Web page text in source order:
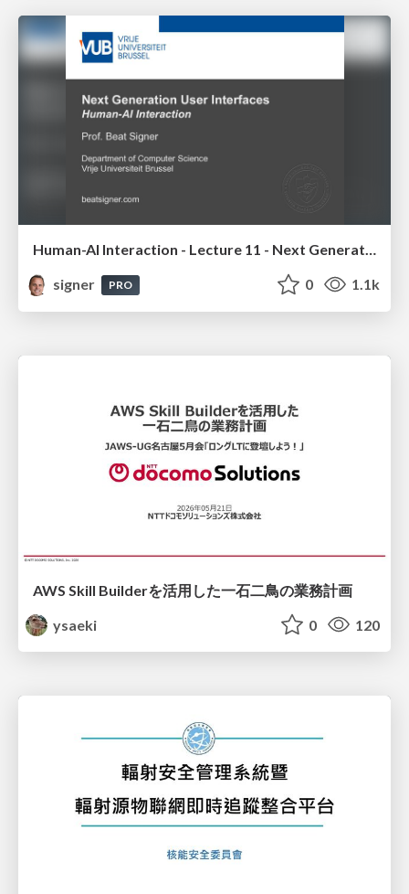
Human-AI Interaction - Lecture 11 - Next Generation User Interfaces (4018166FNR)
signer
PRO 0 1.1k
AWS Skill Builderを活用した一石二鳥の業務計画
ysaeki
0 120